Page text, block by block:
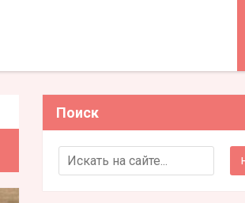
Поиск
Search for: